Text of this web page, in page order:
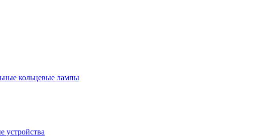
кольцевые лампы
устройства